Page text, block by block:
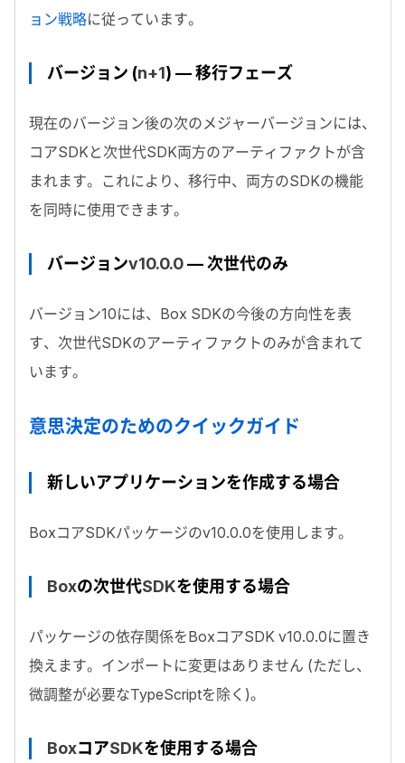
ョン戦略に従っています。
バージョン (n+1) — 移行フェーズ
現在のバージョン後の次のメジャーバージョンには、
コアSDKと次世代SDK両方のアーティファクトが含
まれます。これにより、移行中、両方のSDKの機能
を同時に使用できます。
バージョンv10.0.0— 次世代のみ
バージョン10には、 Box SDKの今後の方向性を表
す、次世代SDKのアーティファクトのみが含まれて
います。
意思決定のためのクイックガイド
新しいアプリケーションを作成する場合
BoxコアSDKパッケージのv10.0.0を使用します。
Boxの次世代SDKを使用する場合
パッケージの依存関係をBoxコアSDK v10.0.0に置き
換えます。インポートに変更はありません (ただし、
微調整が必要なTypeScriptを除く)。
BoxコアSDKを使用する場合